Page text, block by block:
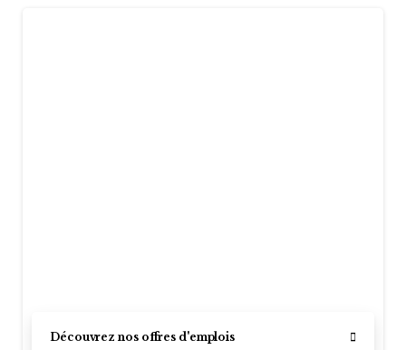
Découvrez nos offres d'emplois